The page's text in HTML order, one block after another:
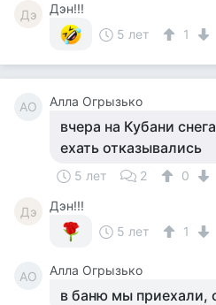
Дэ
Дэн!!!
5 лет
1
АО Алла Огрызько
вчера на Кубани
ехать отказывались
5 лет 2 0
Дэ
Дэн!!!
5 лет
1
АО Алла Огрызько
в баню мы приехали,